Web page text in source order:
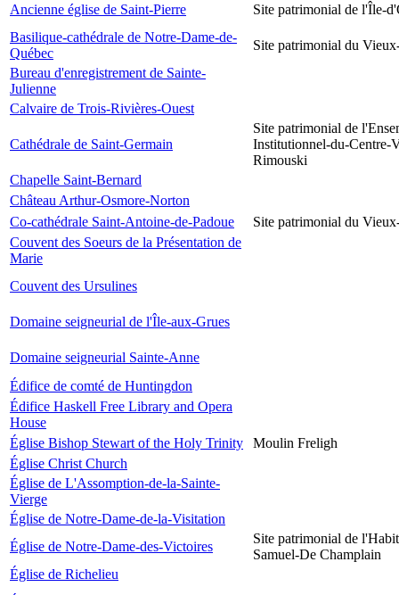
Ancienne église de Saint-Pierre
Site patrimonial de l'Île-
Basilique-cathédrale de Notre-Dame-de-
Québec
Site patrimonial du
Bureau d'enregistrement de Sainte-
Julienne
Calvaire de Trois-Rivières-Ouest
Cathédrale de Saint-Germain
Site patrimonial de
Institutionnel-du-Centre-
Rimouski
Chapelle Saint-Bernard
Château Arthur-Osmore-Norton
Co-cathédrale Saint-Antoine-de-Padoue
Site patrimonial du
Couvent des Soeurs de la Présentation de
Marie
Couvent des Ursulines
Domaine seigneurial de l'Île-aux-Grues
Domaine seigneurial Sainte-Anne
Édifice de comté de Huntingdon
Édifice Haskell Free Library and Opera
House
Église Bishop Stewart of the Holy Trinity
Moulin Freligh
Église Christ Church
Église de L'Assomption-de-la-Sainte-
Vierge
Église de Notre-Dame-de-la-Visitation
Église de Notre-Dame-des-Victoires
Site patrimonial de
Samuel-De Champlain
Église de Richelieu